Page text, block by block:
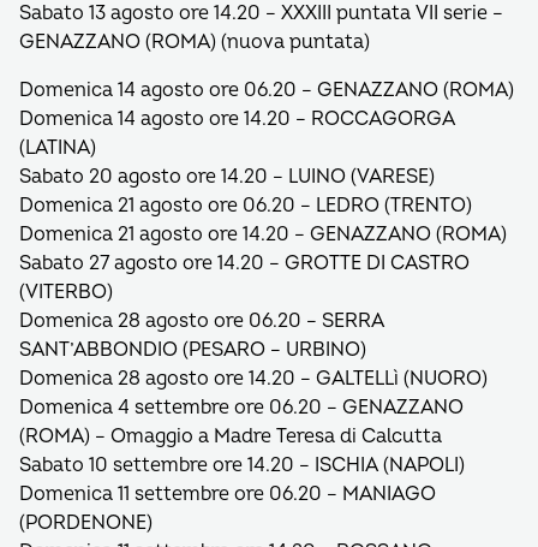
Sabato 13 agosto ore 14.20 – XXXIII puntata VII serie –
GENAZZANO (ROMA) (nuova puntata)
Domenica 14 agosto ore 06.20 – GENAZZANO (ROMA)
Domenica 14 agosto ore 14.20 – ROCCAGORGA
(LATINA)
Sabato 20 agosto ore 14.20 – LUINO (VARESE)
Domenica 21 agosto ore 06.20 – LEDRO (TRENTO)
Domenica 21 agosto ore 14.20 – GENAZZANO (ROMA)
Sabato 27 agosto ore 14.20 – GROTTE DI CASTRO
(VITERBO)
Domenica 28 agosto ore 06.20 – SERRA
SANT’ABBONDIO (PESARO – URBINO)
Domenica 28 agosto ore 14.20 – GALTELLì (NUORO)
Domenica 4 settembre ore 06.20 – GENAZZANO
(ROMA) – Omaggio a Madre Teresa di Calcutta
Sabato 10 settembre ore 14.20 – ISCHIA (NAPOLI)
Domenica 11 settembre ore 06.20 – MANIAGO
(PORDENONE)